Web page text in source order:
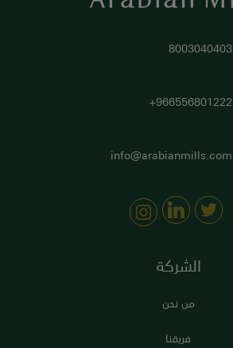
8003040403
966556801222+
info@arabianmills.com
الشركة
من نحن
فريقنا